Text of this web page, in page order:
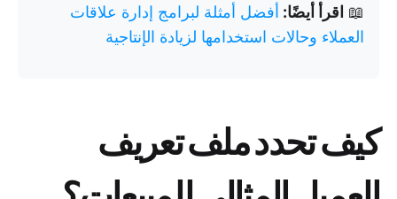
📖 اقرأ أيضًا: أفضل أمثلة لبرامج إدارة علاقات
العملاء وحالات استخدامها لزيادة الإنتاجية
كيف تحدد ملف تعريف